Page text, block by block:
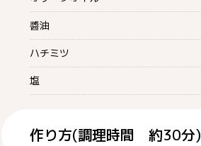
醬油
ハチミツ
塩
作り方(調理時間 約30分)